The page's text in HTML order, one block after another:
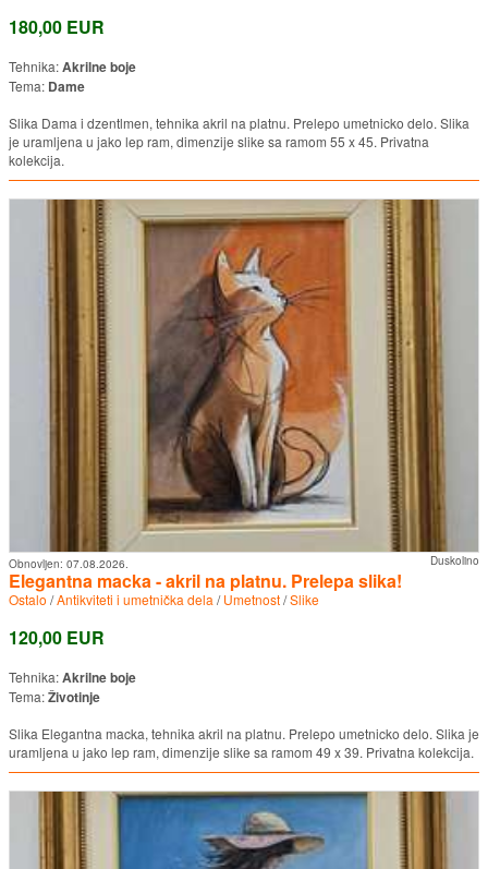
180,00 EUR
Tehnika:Akrilne boje
Tema: Dame
Slika Dama i dzentlmen, tehnika akril na platnu. Prelepo umetnicko delo. Slika
je uramljena u jako lep ram, dimenzije slike sa ramom 55 x 45. Privatna
kolekcija.
Duskolino
Obnovljen: 07.08.2026.
Elegantna macka - akril na platnu. Prelepa slika!
Ostalo /Antikviteti i umetnička dela /Umetnost/Slike
120,00 EUR
Tehnika:Akrilne boje
Tema:Životinje
Slika Elegantna macka, tehnika akril na platnu. Prelepo umetnicko delo. Slika je
uramljena u jako lep ram, dimenzije slike sa ramom 49 x 39. Privatna kolekcija.